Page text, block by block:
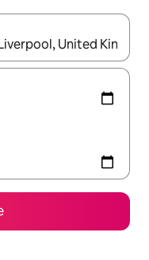
използвайте